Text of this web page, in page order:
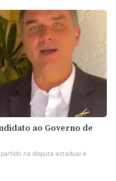
ao Governo de
na disputa estadual e